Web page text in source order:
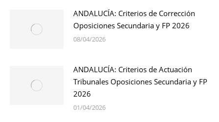
ANDALUCÍA: Criterios de Corrección
Oposiciones Secundaria y FP 2026
08/04/2026
ANDALUCÍA: Criterios de Actuación
Tribunales Oposiciones Secundaria y FP
2026
01/04/2026